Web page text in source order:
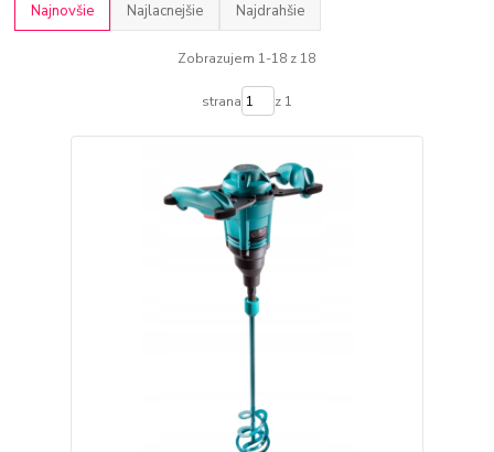
Najnovšie Najlacnejšie Najdrahšie
Zobrazujem 1-18 z 18
strana z 1